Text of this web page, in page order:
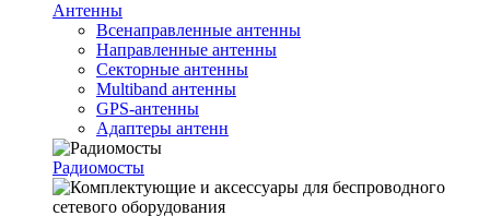
Антенны
Всенаправленные антенны
Направленные антенны
Секторные антенны
Multiband антенны
GPS-антенны
Адаптеры антенн
Радиомосты